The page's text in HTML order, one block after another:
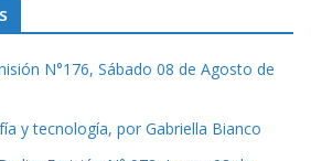
N°176, Sábado 08 de Agosto de
y tecnología, por Gabriella Bianco